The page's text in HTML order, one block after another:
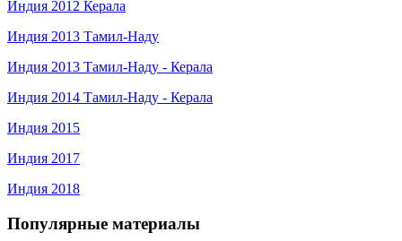
Индия 2012 Керала
Индия 2013 Тамил-Наду
Индия 2013 Тамил-Наду - Керала
Индия 2014 Тамил-Наду - Керала
Индия 2015
Индия 2017
Индия 2018
Популярные материалы